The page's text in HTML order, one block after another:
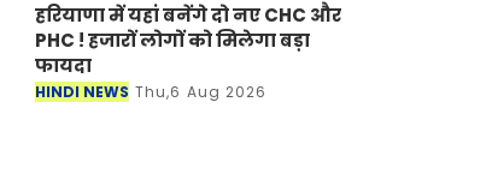
हरियाणा में यहां बनेंगे दो नए CHC और
PHC ! हजारों लोगों को मिलेगा बड़ा
फायदा
HINDI NEWS Thu,6 Aug 2026